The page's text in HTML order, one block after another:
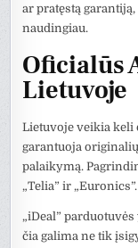
ar pratęstą
naudingiau.
Oficialūs
Lietuvoje
Lietuvoje veikia keli
garantuoja
palaikymą.
„Telia” ir „Euronics”.
„iDeal”
čia galima ne tik